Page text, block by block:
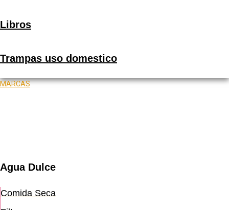
Libros
Trampas uso domestico
MARCAS
Agua Dulce
Comida Seca